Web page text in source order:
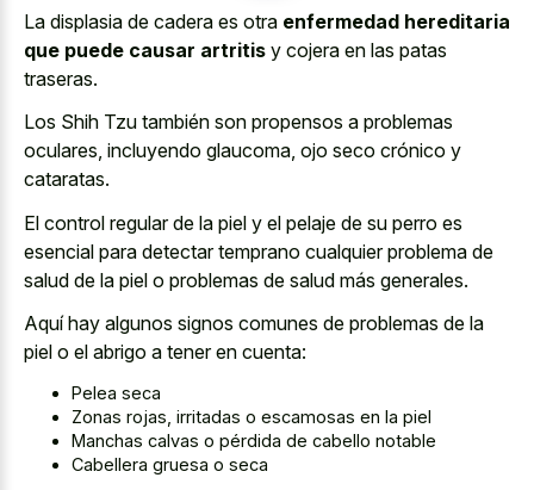
La displasia de cadera es otra enfermedad hereditaria
que puede causar artritis y cojera en las patas
traseras.
Los Shih Tzu también son propensos a problemas
oculares, incluyendo glaucoma, ojo seco crónico y
cataratas.
El control regular de la piel y el pelaje de su perro es
esencial para detectar temprano cualquier problema de
salud de la piel o problemas de salud más generales.
Aquí hay algunos signos comunes de problemas de la
piel o el abrigo a tener en cuenta:
Pelea seca
Zonas rojas, irritadas o escamosas en la piel
Manchas calvas o pérdida de cabello notable
Cabellera gruesa o seca